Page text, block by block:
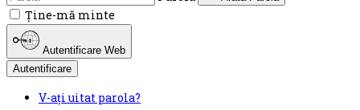
Ţine-mă minte
Autentificare Web
Autentificare
V-ați uitat parola?